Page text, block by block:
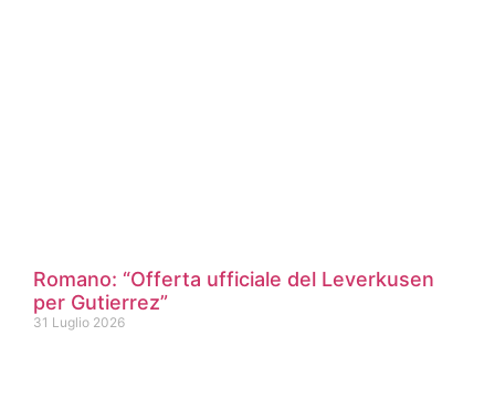
Romano: “Offerta ufficiale del Leverkusen
per Gutierrez”
31 Luglio 2026